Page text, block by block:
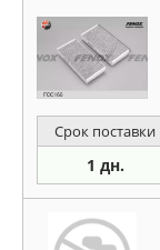
Срок поставки
1 дн.